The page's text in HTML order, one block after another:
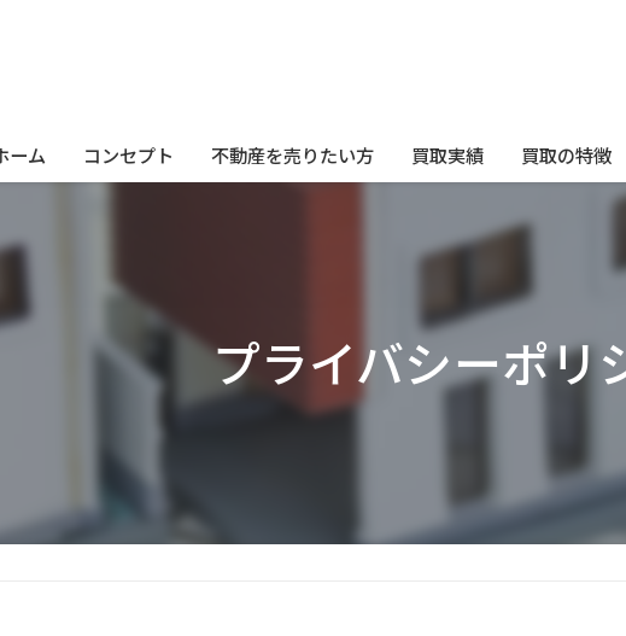
ーム コンセプト 不動産を売りたい方
空き家をお持ちの方へ
リースバック(住まいるそのまま)について
買取実績 買取の特徴
戸建て
空き家
事故物件
マンション
プライバシーポリ